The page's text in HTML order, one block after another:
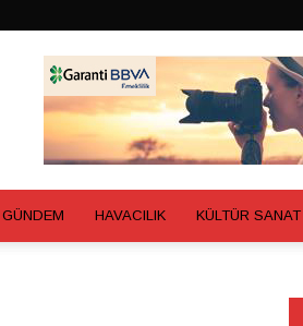
GÜNDEM HAVACILIK KÜLTÜR SANAT